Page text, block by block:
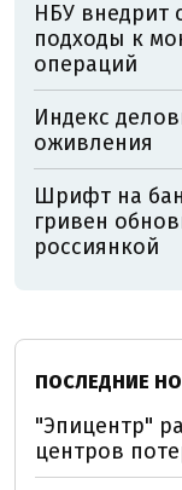
НБУ внедрит
подходы к
операций
Индекс
оживления
Шрифт на
гривен
россиянкой
ПОСЛЕДНИЕ
"Эпицентр"
центров